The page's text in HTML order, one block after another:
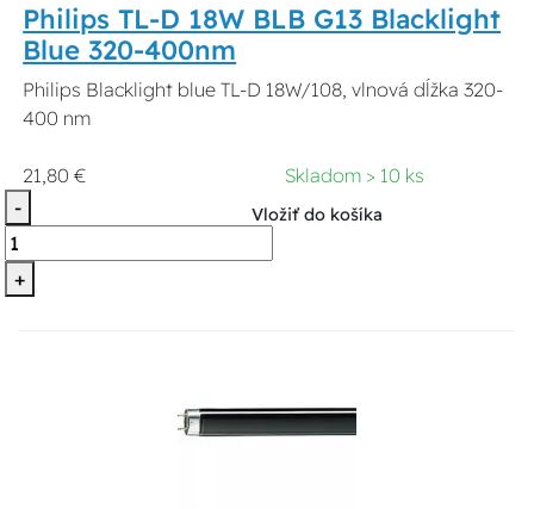
Philips TL-D 18W BLB G13 Blacklight
Blue 320-400nm
Philips Blacklight blue TL-D 18W/108, vlnová dĺžka 320-
400 nm
21,80 €
Skladom > 10 ks
-
+
Vložiť do košíka